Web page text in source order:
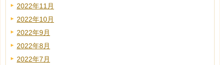
2022年11月
2022年10月
2022年9月
2022年8月
2022年7月